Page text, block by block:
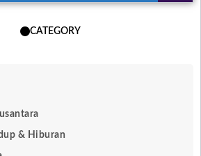
CATEGORY
& Hiburan